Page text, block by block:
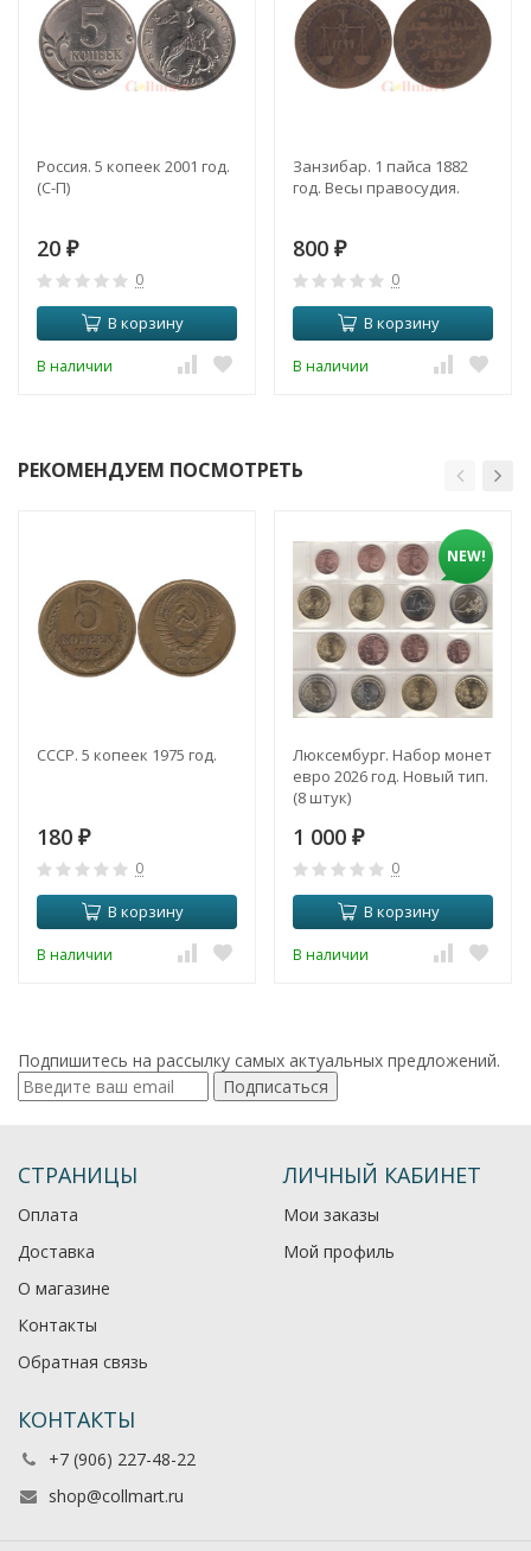
Россия. 5 копеек 2001 год.
(С-П)
20 ₽
0
В корзину
В наличии
Занзибар. 1 пайса 1882
год. Весы правосудия.
800 ₽
0
В корзину
В наличии
РЕКОМЕНДУЕМ ПОСМОТРЕТЬ
СССР. 5 копеек 1975 год.
180 ₽
0
В корзину
В наличии
NEW!
Люксембург. Набор монет
евро 2026 год. Новый тип.
(8 штук)
1 000 ₽
0
В корзину
В наличии
Подпишитесь на рассылку самых актуальных предложений.
Подписаться
СТРАНИЦЫ
Оплата
Доставка
О магазине
Контакты
Обратная связь
ЛИЧНЫЙ КАБИНЕТ
Мои заказы
Мой профиль
КОНТАКТЫ
+7 (906) 227-48-22
shop@collmart.ru